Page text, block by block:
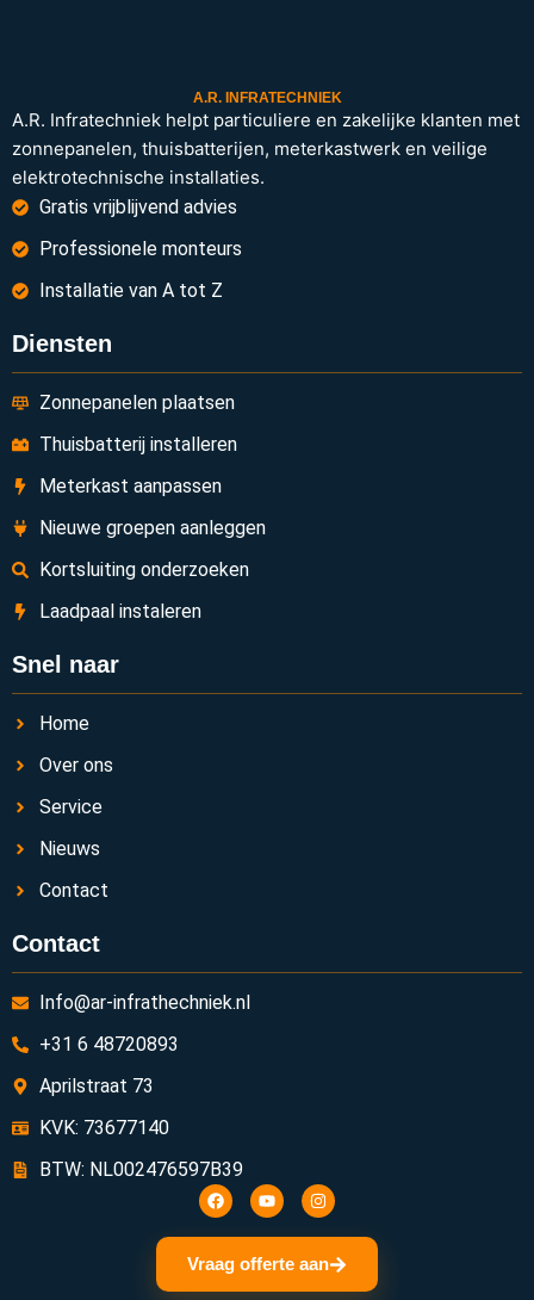
A.R. INFRATECHNIEK
A.R. Infratechniek helpt particuliere en zakelijke klanten met
zonnepanelen, thuisbatterijen, meterkastwerk en veilige
elektrotechnische installaties.
Gratis vrijblijvend advies
Professionele monteurs
Installatie van A tot Z
Diensten
Zonnepanelen plaatsen
Thuisbatterij installeren
Meterkast aanpassen
Nieuwe groepen aanleggen
Kortsluiting onderzoeken
Laadpaal instaleren
Snel naar
Home
Over ons
Service
Nieuws
Contact
Contact
Info@ar-infrathechniek.nl
+31 6 48720893
Aprilstraat 73
KVK: 73677140
BTW: NL002476597B39
Vraag offerte aan